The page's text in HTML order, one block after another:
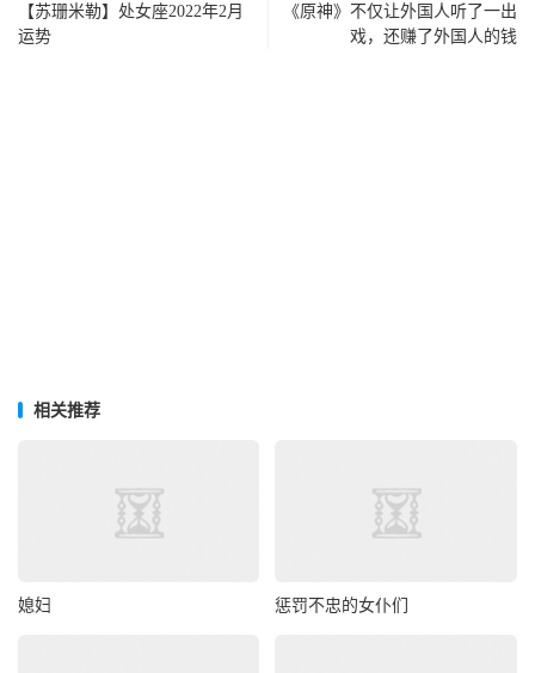
【苏珊米勒】处女座2022年2月
运势
《原神》不仅让外国人听了一出
戏，还赚了外国人的钱
相关推荐
媳妇 惩罚不忠的女仆们